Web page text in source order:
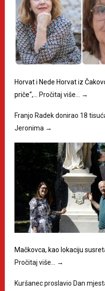
Horvat i Nede Horvat iz
priče“,… Pročitaj više… →
Franjo Radek donirao 18
Jeronima →
Mačkovca, kao lokaciju
Pročitaj više…
→
Kuršanec proslavio Dan